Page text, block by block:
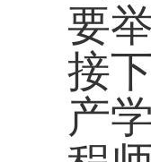
要
接
产